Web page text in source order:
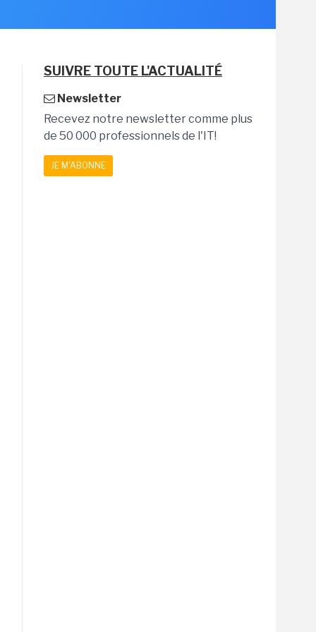
SUIVRE TOUTE L'ACTUALITÉ
Newsletter
Recevez notre newsletter comme plus
de 50 000 professionnels de l'IT!
JE M'ABONNE